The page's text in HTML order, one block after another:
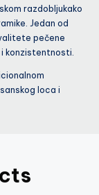
razdobljukako
Jedan od
pečene
konzistentnosti.
loca i